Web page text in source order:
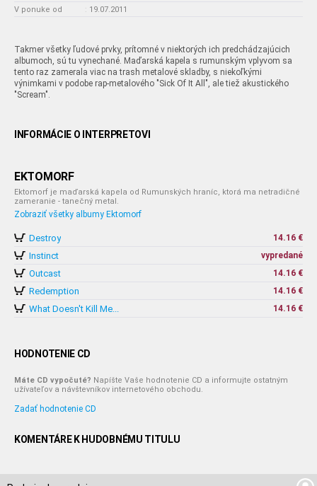
V ponuke od
: 19.07.2011
Takmer všetky ľudové prvky, prítomné v niektorých ich predchádzajúcich
albumoch, sú tu vynechané. Maďarská kapela s rumunským vplyvom sa
tento raz zamerala viac na trash metalové skladby, s niekoľkými
výnimkami v podobe rap-metalového "Sick Of It All", ale tiež akustického
"Scream".
INFORMÁCIE O INTERPRETOVI
EKTOMORF
Ektomorf je maďarská kapela od Rumunských hraníc, ktorá ma netradičné
zameranie - tanečný metal.
Zobraziť všetky albumy Ektomorf
Destroy 14.16 €
Instinct vypredané
Outcast 14.16 €
Redemption 14.16 €
What Doesn't Kill Me... 14.16 €
HODNOTENIE CD
Máte CD vypočuté? Napíšte Vaše hodnotenie CD a informujte ostatným
užívateľov a návštevníkov internetového obchodu.
Zadať hodnotenie CD
KOMENTÁRE K HUDOBNÉMU TITULU